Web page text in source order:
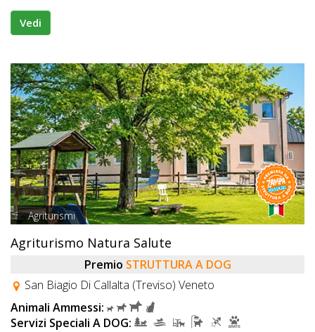
Vedi
Agriturismi
Agriturismo Natura Salute
Premio STRUTTURA A DOG
San Biagio Di Callalta (Treviso) Veneto
Animali Ammessi:
Servizi Speciali A DOG: